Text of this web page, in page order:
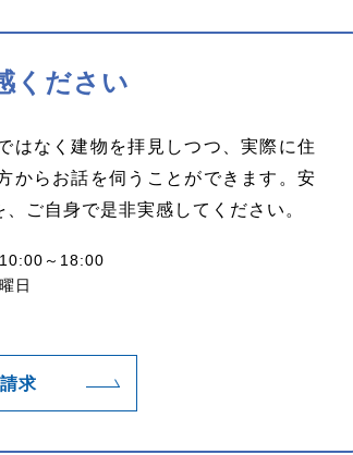
ください
はなく建物を拝見しつつ、実際に住
からお話を伺うことができます。安
ご自身で是非実感してください。
～18:00
曜日
求